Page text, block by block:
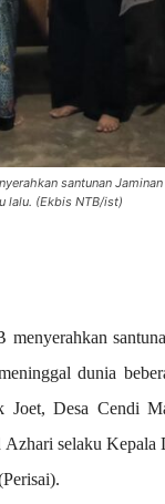
santunan
lalu. (Ekbis NTB/ist)
dunia
Desa Cendi
selaku Kepala